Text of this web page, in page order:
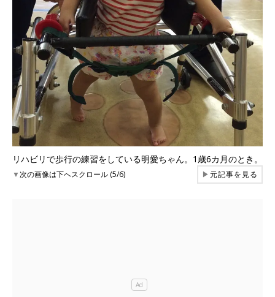
リハビリで歩行の練習をしている明愛ちゃん。1歳6カ月のとき。
▼次の画像は下へスクロール (5/6) ▶元記事を見る